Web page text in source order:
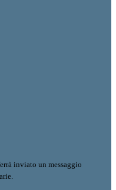
inviato un messaggio